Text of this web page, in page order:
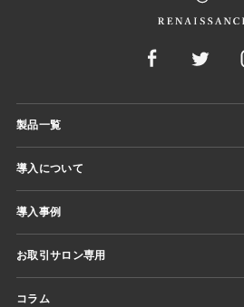
製品一覧
導入について
導入事例
お取引サロン専用
コラム